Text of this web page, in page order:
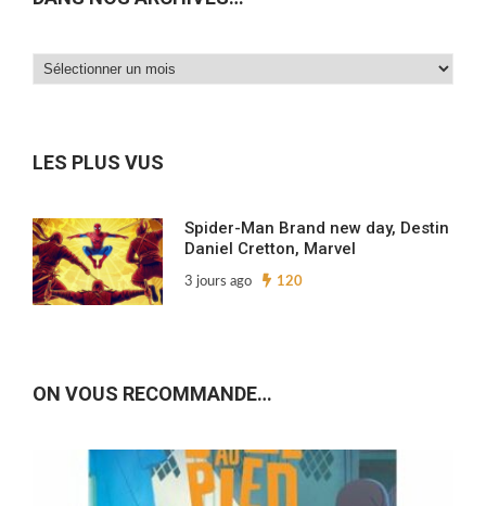
Dans
LES PLUS VUS
Spider-Man Brand new day, Destin
Daniel Cretton, Marvel
3 jours ago 120
ON VOUS RECOMMANDE…